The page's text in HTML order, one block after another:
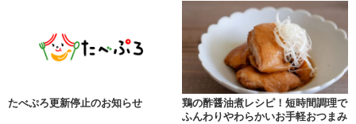
たべぷろ更新停止のお知らせ
鶏の酢醤油煮レシピ！短時間調理で
ふんわりやわらかいお手軽おつまみ